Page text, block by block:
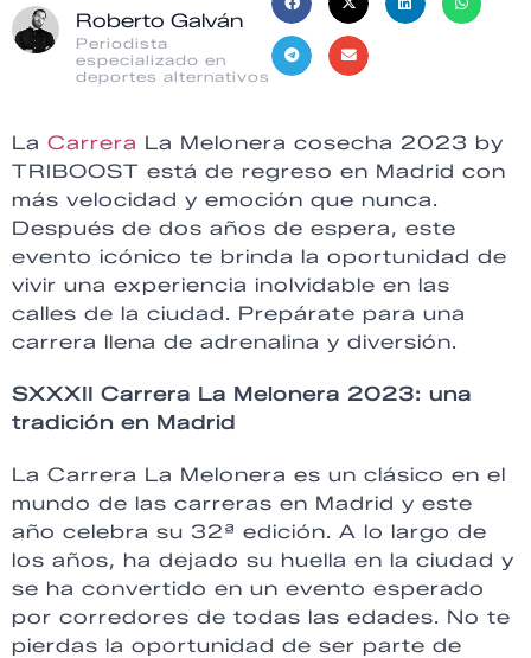
Roberto Galván
Periodista
especializado en
deportes alternativos
La Carrera La Melonera cosecha 2023 by
TRIBOOST está de regreso en Madrid con
más velocidad y emoción que nunca.
Después de dos años de espera, este
evento icónico te brinda la oportunidad de
vivir una experiencia inolvidable en las
calles de la ciudad. Prepárate para una
carrera llena de adrenalina y diversión.
SXXXII Carrera La Melonera 2023: una
tradición en Madrid
La Carrera La Melonera es un clásico en el
mundo de las carreras en Madrid y este
año celebra su 32ª edición. A lo largo de
los años, ha dejado su huella en la ciudad y
se ha convertido en un evento esperado
por corredores de todas las edades. No te
pierdas la oportunidad de ser parte de